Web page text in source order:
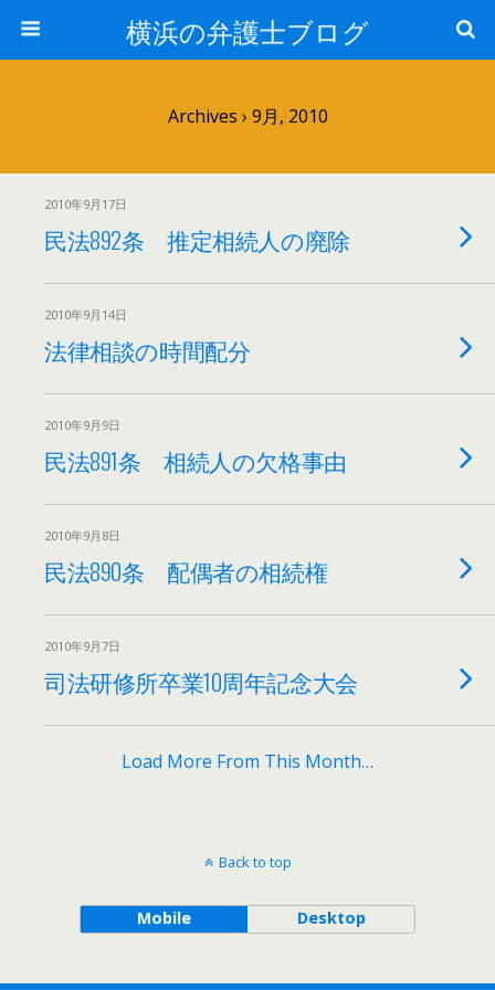
横浜の弁護士ブログ
Archives › 9月, 2010
2010年9月17日
民法892条 推定相続人の廃除
2010年9月14日
法律相談の時間配分
2010年9月9日
民法891条 相続人の欠格事由
2010年9月8日
民法890条 配偶者の相続権
2010年9月7日
司法研修所卒業10周年記念大会
Load More From This Month…
Back to top
Mobile Desktop